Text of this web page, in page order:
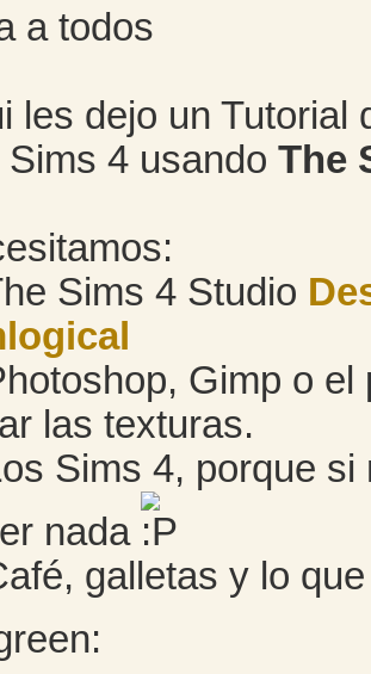
a todos
les dejo un Tutorial
Sims 4 usandoThe
Sims 4 Studio
Gimp o
las texturas.
Sims 4, porque
nada
galletas y lo